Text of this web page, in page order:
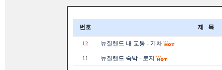
번호 제 목
12 뉴질랜드 내 교통 - 기차
11 뉴질랜드 숙박 - 로지